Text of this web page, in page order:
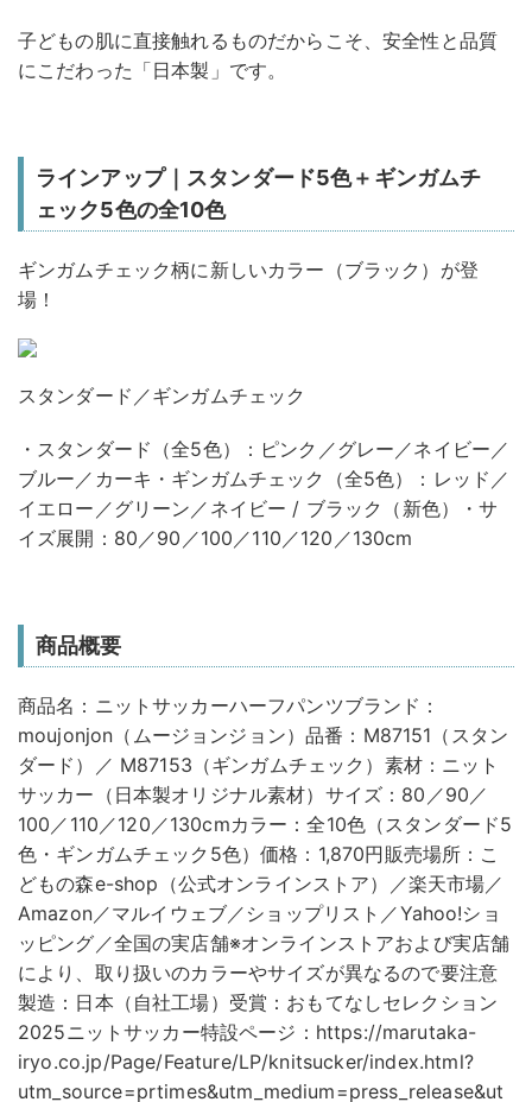
子どもの肌に直接触れるものだからこそ、安全性と品質
にこだわった「日本製」です。
ラインアップ｜スタンダード5色＋ギンガムチ
ェック5色の全10色
ギンガムチェック柄に新しいカラー（ブラック）が登
場！
スタンダード／ギンガムチェック
・スタンダード（全5色）：ピンク／グレー／ネイビー／
ブルー／カーキ・ギンガムチェック（全5色）：レッド／
イエロー／グリーン／ネイビー / ブラック（新色）・サ
イズ展開：80／90／100／110／120／130cm
商品概要
商品名：ニットサッカーハーフパンツブランド：
moujonjon（ムージョンジョン）品番：M87151（スタン
ダード）／ M87153（ギンガムチェック）素材：ニット
サッカー（日本製オリジナル素材）サイズ：80／90／
100／110／120／130cmカラー：全10色（スタンダード5
色・ギンガムチェック5色）価格：1,870円販売場所：こ
どもの森e-shop（公式オンラインストア）／楽天市場／
Amazon／マルイウェブ／ショップリスト／Yahoo!ショ
ッピング／全国の実店舗※オンラインストアおよび実店舗
により、取り扱いのカラーやサイズが異なるので要注意
製造：日本（自社工場）受賞：おもてなしセレクション
2025ニットサッカー特設ページ：https://marutaka-
iryo.co.jp/Page/Feature/LP/knitsucker/index.html?
utm_source=prtimes&utm_medium=press_release&ut